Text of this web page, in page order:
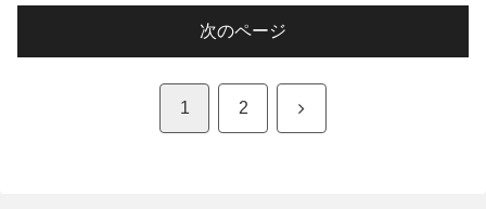
次のページ
1 2 次